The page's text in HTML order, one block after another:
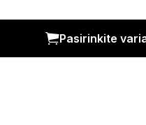
kiekis
Pasirinkite